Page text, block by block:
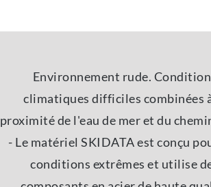
Environnement rude.
climatiques difficiles combinées
proximité de l'eau de mer et du
- Le matériel SKIDATA est conçu
conditions extrêmes et utilise